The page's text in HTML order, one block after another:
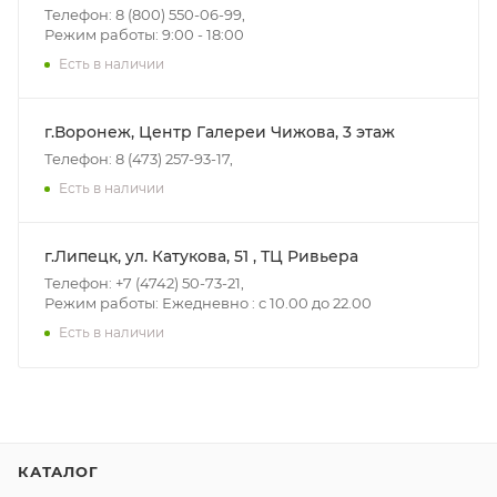
Телефон: 8 (800) 550-06-99,
Режим работы: 9:00 - 18:00
Есть в наличии
г.Воронеж, Центр Галереи Чижова, 3 этаж
Телефон: 8 (473) 257-93-17,
Есть в наличии
г.Липецк, ул. Катукова, 51 , ТЦ Ривьера
Телефон: +7 (4742) 50-73-21,
Режим работы: Ежедневно : с 10.00 до 22.00
Есть в наличии
КАТАЛОГ